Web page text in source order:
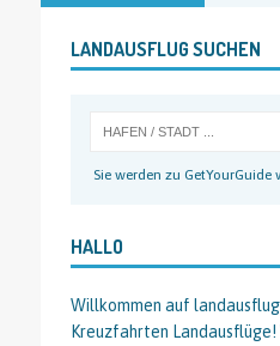
[ 22.
LANDAUSFLUG SUCHEN
Sie werden zu GetYourGuide
HALLO
Willkommen auf
Kreuzfahrten